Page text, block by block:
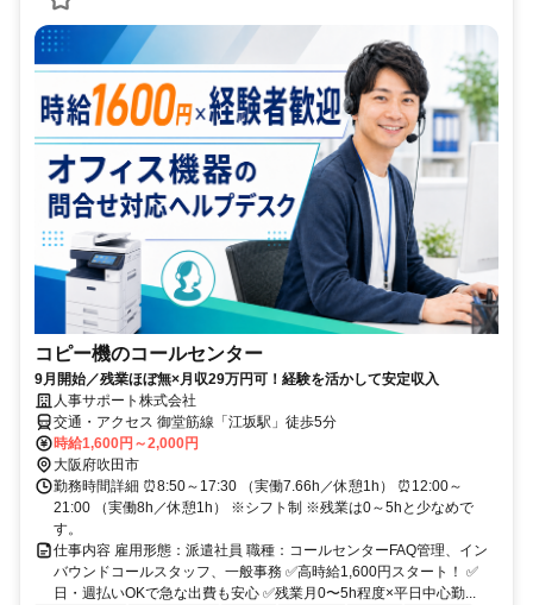
コピー機のコールセンター
9月開始／残業ほぼ無×月収29万円可！経験を活かして安定収入
人事サポート株式会社
交通・アクセス 御堂筋線「江坂駅」徒歩5分
時給1,600円～2,000円
大阪府吹田市
勤務時間詳細 ⏰8:50～17:30 （実働7.66h／休憩1h） ⏰12:00～
21:00 （実働8h／休憩1h） ※シフト制 ※残業は0～5hと少なめで
す。
仕事内容 雇用形態：派遣社員 職種：コールセンターFAQ管理、イン
バウンドコールスタッフ、一般事務 ✅高時給1,600円スタート！ ✅
日・週払いOKで急な出費も安心 ✅残業月0〜5h程度×平日中心勤...